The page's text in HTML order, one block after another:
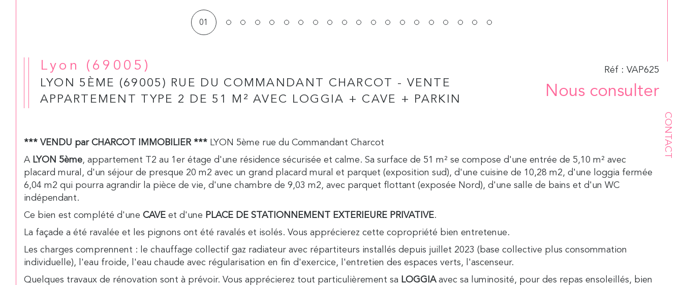
CONTACT
01
Lyon (69005)
LYON 5ÈME (69005) RUE DU COMMANDANT CHARCOT - VENTE
APPARTEMENT TYPE 2 DE 51 M² AVEC LOGGIA + CAVE + PARKIN
Réf : VAP625
Nous consulter
*** VENDU par CHARCOT IMMOBILIER *** LYON 5ème rue du Commandant Charcot
A LYON 5ème, appartement T2 au 1er étage d'une résidence sécurisée et calme. Sa surface de 51 m² se compose d'une entrée de 5,10 m² avec
placard mural, d'un séjour de presque 20 m2 avec un grand placard mural et parquet (exposition sud), d'une cuisine de 10,28 m2, d'une loggia fermée
6,04 m2 qui pourra agrandir la pièce de vie, d'une chambre de 9,03 m2, avec parquet flottant (exposée Nord), d'une salle de bains et d'un WC
indépendant.
Ce bien est complété d'uneCAVE et d'une PLACE DE STATIONNEMENT EXTERIEURE PRIVATIVE.
La façade a été ravalée et les pignons ont été ravalés et isolés. Vous apprécierez cette copropriété bien entretenue.
Les charges comprennent : le chauffage collectif gaz radiateur avec répartiteurs installés depuis juillet 2023 (base collective plus consommation
individuelle), l'eau froide, l'eau chaude avec régularisation en fin d'exercice, l'entretien des espaces verts, l'ascenseur.
Quelques travaux de rénovation sont à prévoir. Vous apprécierez tout particulièrement sa LOGGIAavec sa luminosité, pour des repas ensoleillés, bien